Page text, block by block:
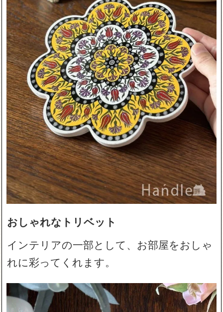
おしゃれなトリベット
インテリアの一部として、お部屋をおしゃ
れに彩ってくれます。